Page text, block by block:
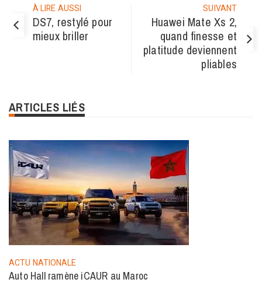
À LIRE AUSSI
DS7, restylé pour
mieux briller
SUIVANT
Huawei Mate Xs 2,
quand finesse et
platitude deviennent
pliables
ARTICLES LIÉS
ACTU NATIONALE
Auto Hall ramène iCAUR au Maroc